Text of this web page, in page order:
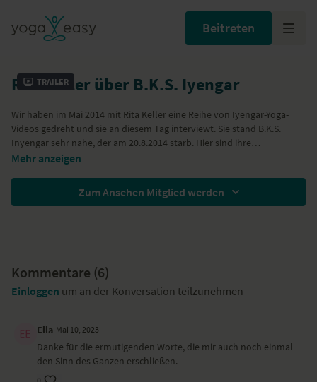
Beitreten
Trailer
Rita Keller über B.K.S. Iyengar
Wir haben im Mai 2014 mit Rita Keller eine Reihe von Iyengar-Yoga-
Videos gedreht und sie an diesem Tag interviewt. Sie stand B.K.S.
Inyengar sehr nahe, der am 20.8.2014 starb. Hier sind ihre
bewegenden Worte über ihren Lehrer.
Es ist so, als ob man Energie anfasst...
Mehr anzeigen
Zum Ansehen Mitglied werden
Kommentare (6)
Einloggen um an der Konversation teilzunehmen
Ella Mai 10, 2023
Danke für die ermutigenden Worte, die mir auch noch einmal
den Sinn des Ganzen erschließen.